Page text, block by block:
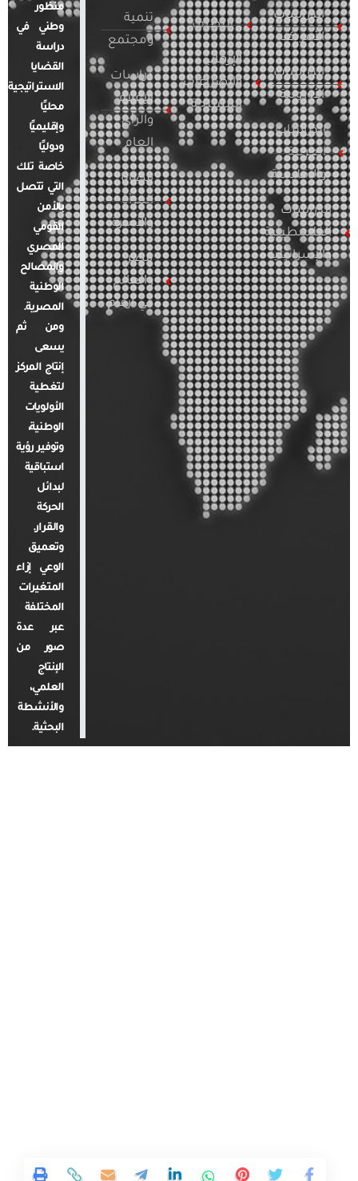
الدراسات
الأمريكية
الدراسات
الأوروبية
الدراسات
العربية
والإقليمية
الدراسات
الفلسطينية
والإسرائيلية
التطرف
الإرهاب
والصراعات
المسلحة
تنمية
ومجتمع
دراسات
الإعلام
والرأي
العام
قضايا
المرأة
والأسرة
مصر
والعالم
في أرقام
منظور
وطني في
دراسة
القضايا
الاستراتيجية
محليًا
وإقليميًا
ودوليًا
خاصة تلك
التي تتصل
بالأمن
القومي
المصري
والمصالح
الوطنية
المصرية.
ومن ثم
يسعى
إنتاج المركز
لتغطية
الأولويات
الوطنية،
وتوفير رؤية
استباقية
لبدائل
الحركة
والقرار.
وتعميق
الوعي إزاء
المتغيرات
المختلفة
عبر عدة
صور من
الإنتاج
العلمي،
والأنشطة
البحثية.